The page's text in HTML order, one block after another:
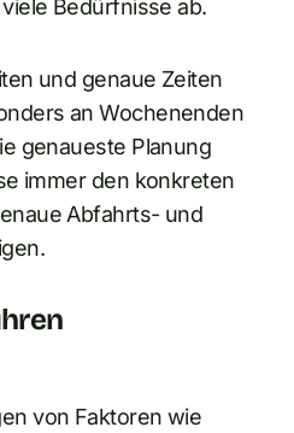
Bedürfnisse ab.
und genaue Zeiten
an Wochenenden
genaueste Planung
immer den konkreten
Abfahrts- und
von Faktoren wie